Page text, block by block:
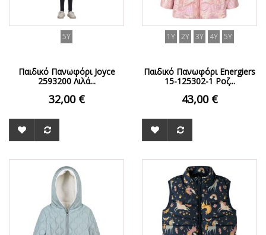
5Y
Παιδικό Πανωφόρι Joyce
2593200 Λιλά...
32,00 €
1Y 2Y 3Y 4Y 5Y
Παιδικό Πανωφόρι Energiers
15-125302-1 Ροζ...
43,00 €